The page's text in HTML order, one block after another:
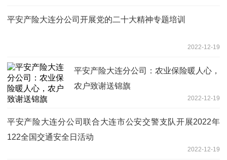
平安产险大连分公司开展党的二十大精神专题培训
2022-12-19
平安产险大连分公司：农业保险暖人心，
农户致谢送锦旗
2022-12-19
平安产险大连分公司联合大连市公安交警支队开展2022年
122全国交通安全日活动
2022-12-19